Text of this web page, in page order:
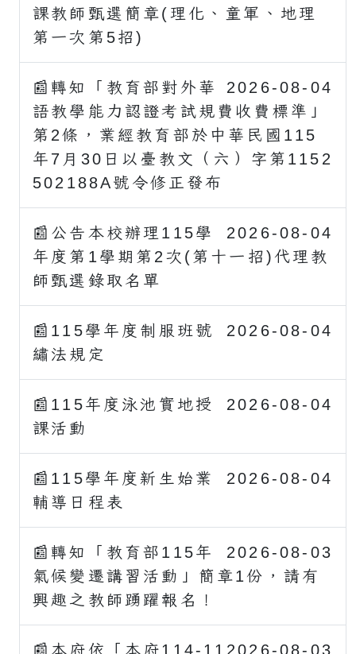
課教師甄選簡章(理化、童軍、地理
第一次第5招)
2026-08-04
📰轉知「教育部對外華
語教學能力認證考試規費收費標準」
第2條，業經教育部於中華民國115
年7月30日以臺教文（六）字第1152
502188A號令修正發布
2026-08-04
📰公告本校辦理115學
年度第1學期第2次(第十一招)代理教
師甄選錄取名單
2026-08-04
📰115學年度制服班號
繡法規定
2026-08-04
📰115年度泳池實地授
課活動
2026-08-04
📰115學年度新生始業
輔導日程表
2026-08-03
📰轉知「教育部115年
氣候變遷講習活動」簡章1份，請有
興趣之教師踴躍報名！
2026-08-03
📰本府依「本府114-11